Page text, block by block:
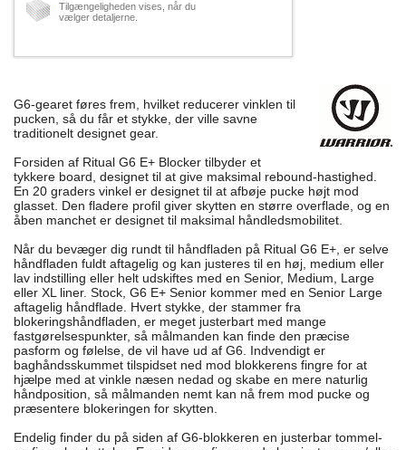
Tilgængeligheden vises, når du
vælger detaljerne.
G6-gearet føres frem, hvilket reducerer vinklen til
pucken, så du får et stykke, der ville savne
traditionelt designet gear.
Forsiden af ​​Ritual G6 E+ Blocker tilbyder et
tykkere board, designet til at give maksimal rebound-hastighed.
En 20 graders vinkel er designet til at afbøje pucke højt mod
glasset. Den fladere profil giver skytten en større overflade, og en
åben manchet er designet til maksimal håndledsmobilitet.
Når du bevæger dig rundt til håndfladen på Ritual G6 E+, er selve
håndfladen fuldt aftagelig og kan justeres til en høj, medium eller
lav indstilling eller helt udskiftes med en Senior, Medium, Large
eller XL liner. Stock, G6 E+ Senior kommer med en Senior Large
aftagelig håndflade. Hvert stykke, der stammer fra
blokeringshåndfladen, er meget justerbart med mange
fastgørelsespunkter, så målmanden kan finde den præcise
pasform og følelse, de vil have ud af G6. Indvendigt er
baghåndsskummet tilspidset ned mod blokkerens fingre for at
hjælpe med at vinkle næsen nedad og skabe en mere naturlig
håndposition, så målmanden nemt kan nå frem mod pucke og
præsentere blokeringen for skytten.
Endelig finder du på siden af ​​G6-blokkeren en justerbar tommel-